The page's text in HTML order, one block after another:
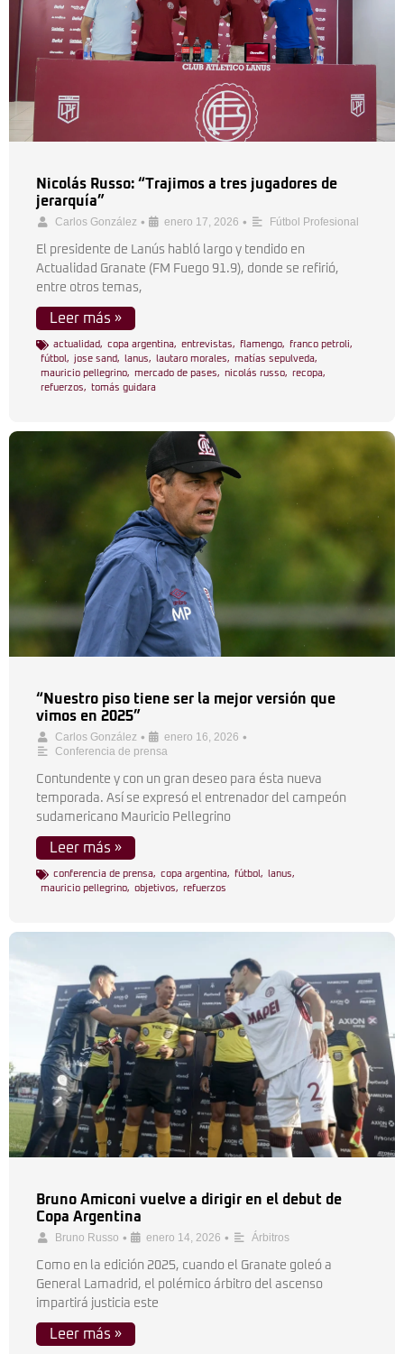
Nicolás Russo: “Trajimos a tres jugadores de
jerarquía”
Carlos González • enero 17, 2026 • Fútbol Profesional
El presidente de Lanús habló largo y tendido en
Actualidad Granate (FM Fuego 91.9), donde se refirió,
entre otros temas,
Leer más »
actualidad, copa argentina, entrevistas, flamengo, franco petroli,
fútbol , jose sand, lanus, lautaro morales, matías sepulveda,
mauricio pellegrino, mercado de pases, nicolás russo, recopa,
refuerzos, tomás guidara
“Nuestro piso tiene ser la mejor versión que
vimos en 2025”
Carlos González • enero 16, 2026 •
Conferencia de prensa
Contundente y con un gran deseo para ésta nueva
temporada. Así se expresó el entrenador del campeón
sudamericano Mauricio Pellegrino
Leer más »
conferencia de prensa, copa argentina, fútbol , lanus,
mauricio pellegrino, objetivos, refuerzos
Bruno Amiconi vuelve a dirigir en el debut de
Copa Argentina
Bruno Russo • enero 14, 2026 • Árbitros
Como en la edición 2025, cuando el Granate goleó a
General Lamadrid, el polémico árbitro del ascenso
impartirá justicia este
Leer más »